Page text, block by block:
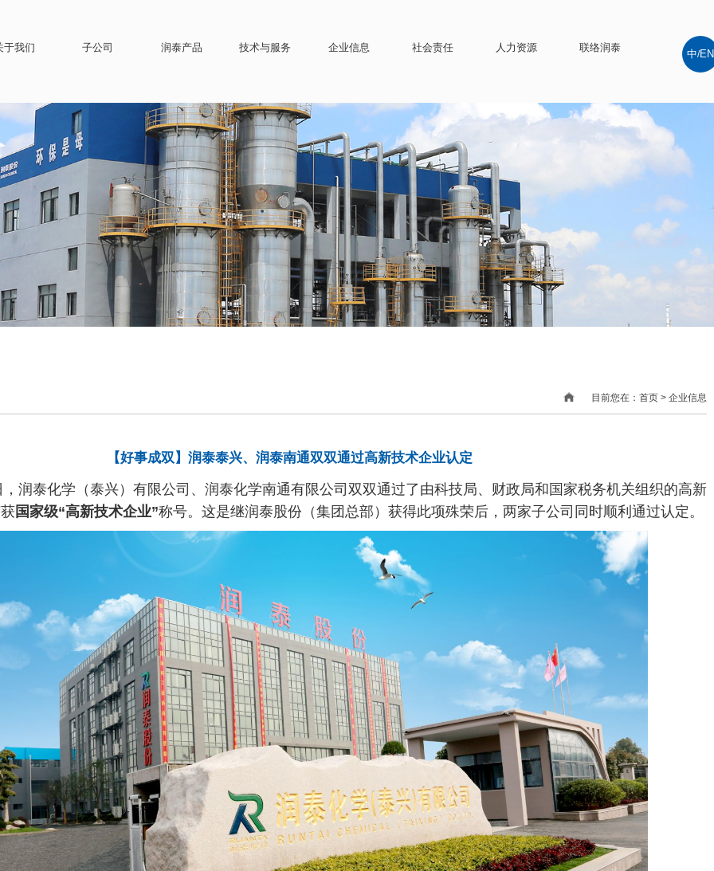
于我们 子公司 润泰产品 技术与服务 企业信息 社会责任 人力资源 联络润泰
中/EN
目前您在：首页 > 企业信息
【好事成双】润泰泰兴、润泰南通双双通过高新技术企业认定
泰化学（泰兴）有限公司、润泰化学南通有限公司双双通过了由科技局、财政局和国家税务机关组织的高新
国家级“高新技术企业”称号。这是继润泰股份（集团总部）获得此项殊荣后，两家子公司同时顺利通过认定。